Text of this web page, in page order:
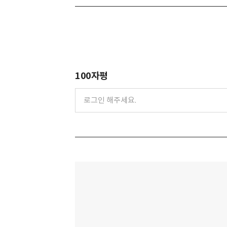
100자평